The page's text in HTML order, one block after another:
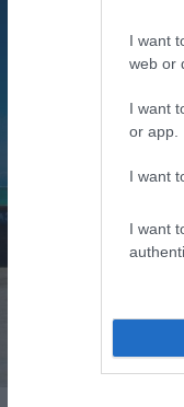
I want
web or
I want
or app.
I want
I want